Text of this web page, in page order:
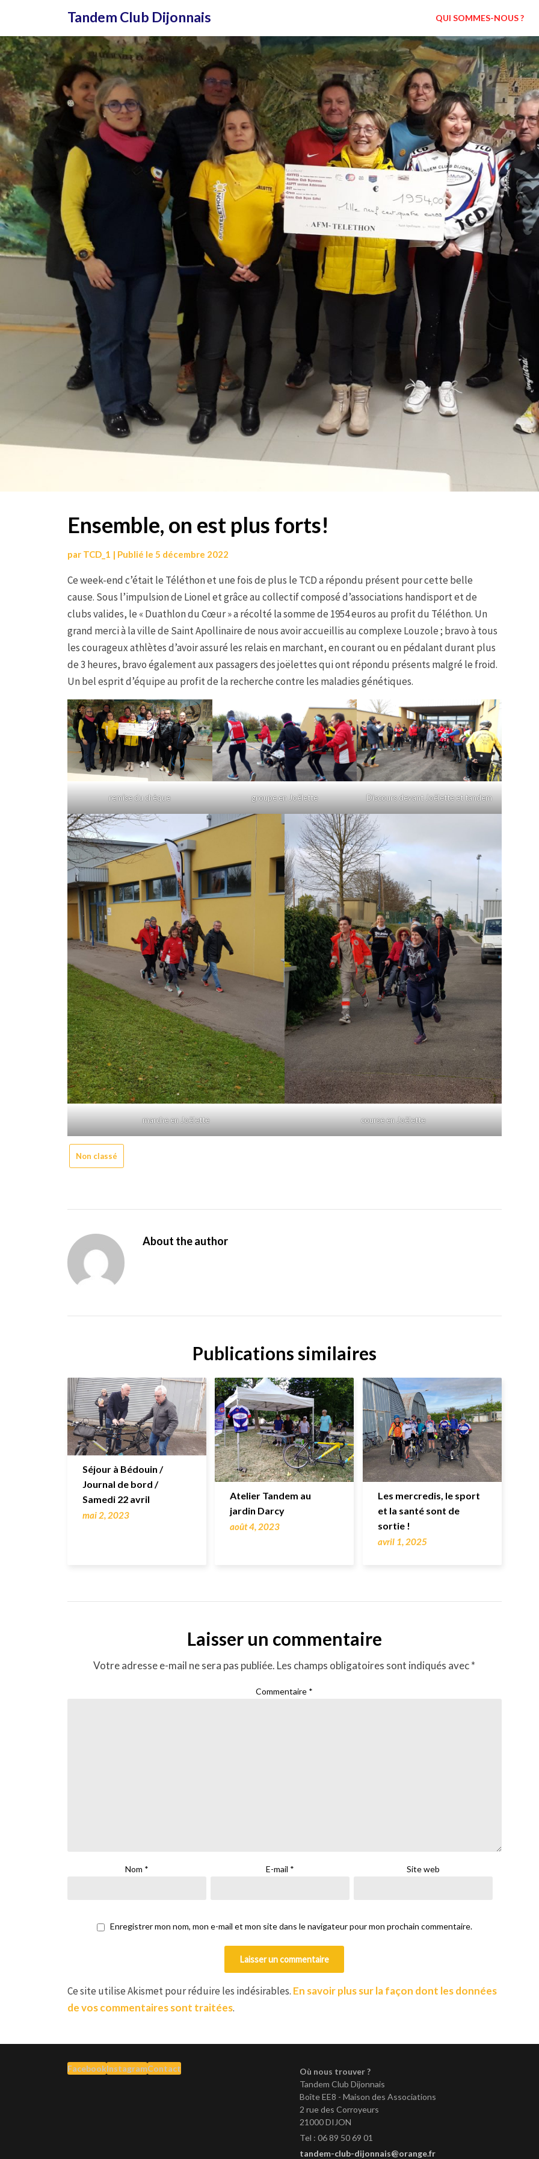
contenu
Tandem Club Dijonnais QUI SOMMES-NOUS ?
Ensemble, on est plus forts!
par TCD_1 | Publié le 5 décembre 2022
Ce week-end c’était le Téléthon et une fois de plus le TCD a répondu présent pour cette belle
cause. Sous l’impulsion de Lionel et grâce au collectif composé d’associations handisport et de
clubs valides, le « Duathlon du Cœur » a récolté la somme de 1954 euros au profit du Téléthon. Un
grand merci à la ville de Saint Apollinaire de nous avoir accueillis au complexe Louzole ; bravo à tous
les courageux athlètes d’avoir assuré les relais en marchant, en courant ou en pédalant durant plus
de 3 heures, bravo également aux passagers des joëlettes qui ont répondu présents malgré le froid.
Un bel esprit d’équipe au profit de la recherche contre les maladies génétiques.
remise du chèque groupe en Joëlette Discours devant Joëlette et tandem
marche en Joëlette course en Joëlette
Non classé
About the author
Publications similaires
Séjour à Bédouin /
Journal de bord /
Samedi 22 avril
mai 2, 2023
Atelier Tandem au
jardin Darcy
août 4, 2023
Les mercredis, le sport
et la santé sont de
sortie !
avril 1, 2025
Laisser un commentaire
Votre adresse e-mail ne sera pas publiée. Les champs obligatoires sont indiqués avec*
Commentaire *
Nom * E-mail * Site web
Enregistrer mon nom, mon e-mail et mon site dans le navigateur pour mon prochain commentaire.
Ce site utilise Akismet pour réduire les indésirables. En savoir plus sur la façon dont les données
de vos commentaires sont traitées.
FacebookInstagramContact
Où nous trouver ?
Tandem Club Dijonnais
Boîte EE8 - Maison des Associations
2 rue des Corroyeurs
21000 DIJON
Tel : 06 89 50 69 01
tandem-club-dijonnais@orange.fr